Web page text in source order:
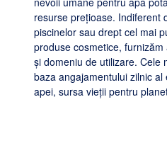
resurse prețioase. Indiferent
piscinelor sau drept cel mai
produse cosmetice,
și domeniu de utilizare. Cele
baza angajamentului zilnic
apei, sursa vieții pentru